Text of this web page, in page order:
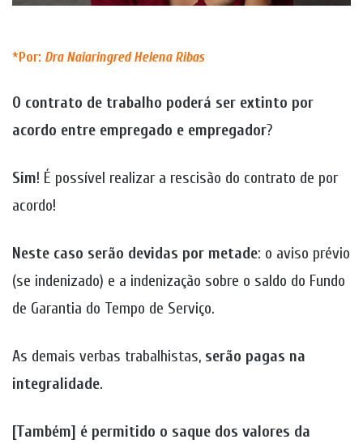
*Por: Dra Naiaringred Helena Ribas
O contrato de trabalho poderá ser extinto por
acordo entre empregado e empregador?
Sim! É possível realizar a rescisão do contrato de por
acordo!
Neste caso serão devidas por metade: o aviso prévio
(se indenizado) e a indenização sobre o saldo do Fundo
de Garantia do Tempo de Serviço.
As demais verbas trabalhistas, serão pagas na
integralidade.
[Também] é permitido o saque dos valores da